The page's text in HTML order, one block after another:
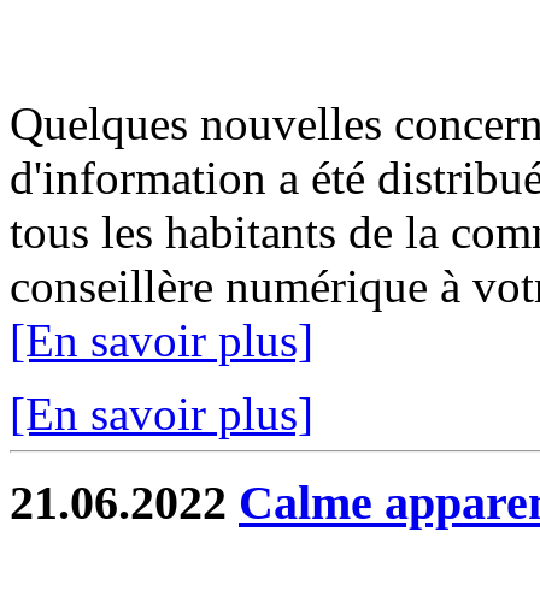
Quelques nouvelles
d'information a été
tous les habitants de la
conseillère numérique à
[En savoir plus]
[En savoir plus]
21.06.2022 Calme